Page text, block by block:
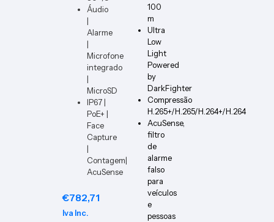
Áudio
|
Alarme
|
Microfone
integrado
|
MicroSD
IP67 |
PoE+ |
Face
Capture
|
Contagem|
AcuSense
€782,71
Iva Inc.
100
m
Ultra
Low
Light
Powered
by
DarkFighter
Compressão
H.265+/H.265/H.264+/H.264
AcuSense,
filtro
de
alarme
falso
para
veículos
e
pessoas